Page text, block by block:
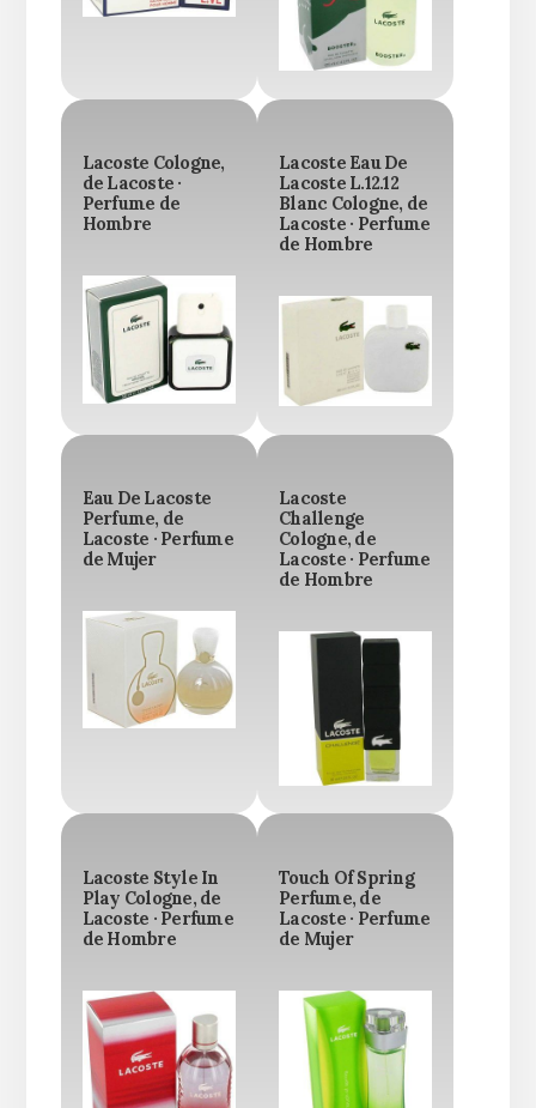
Lacoste Cologne,
de Lacoste ·
Perfume de
Hombre
Lacoste Eau De
Lacoste L.12.12
Blanc Cologne, de
Lacoste · Perfume
de Hombre
Eau De Lacoste
Perfume, de
Lacoste · Perfume
de Mujer
Lacoste
Challenge
Cologne, de
Lacoste · Perfume
de Hombre
Lacoste Style In
Play Cologne, de
Lacoste · Perfume
de Hombre
Touch Of Spring
Perfume, de
Lacoste · Perfume
de Mujer